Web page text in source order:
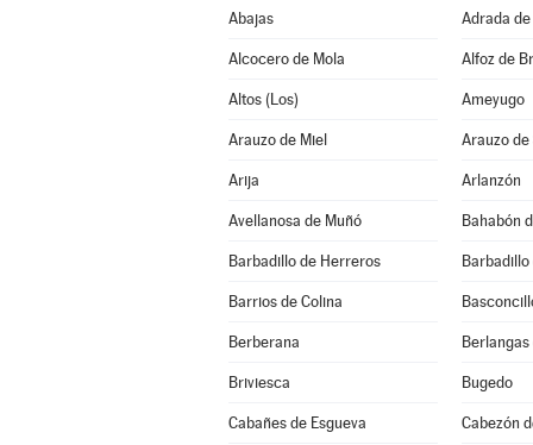
Abajas Adrada de
Alcocero de Mola Alfoz de
Altos (Los) Ameyugo
Arauzo de Miel Arauzo de
Arija Arlanzón
Avellanosa de Muñó Bahabón
Barbadillo de Herreros
Barrios de Colina
Berberana Berlangas
Briviesca Bugedo
Cabañes de Esgueva Cabezón